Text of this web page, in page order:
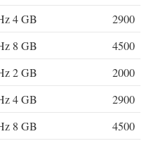
4 GB
2900
8 GB
4500
2 GB
2000
4 GB
2900
8 GB
4500